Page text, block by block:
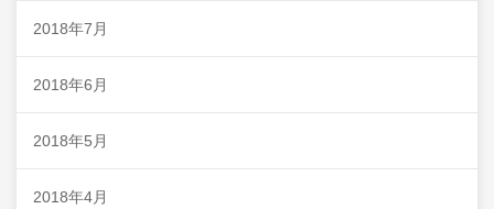
2018年7月
2018年6月
2018年5月
2018年4月